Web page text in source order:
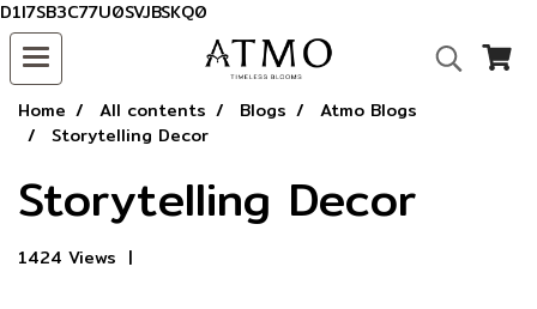
D1I7SB3C77U0SVJBSKQ0
Home All contents Blogs
Atmo Blogs
Storytelling Decor
Storytelling Decor
1424 Views |